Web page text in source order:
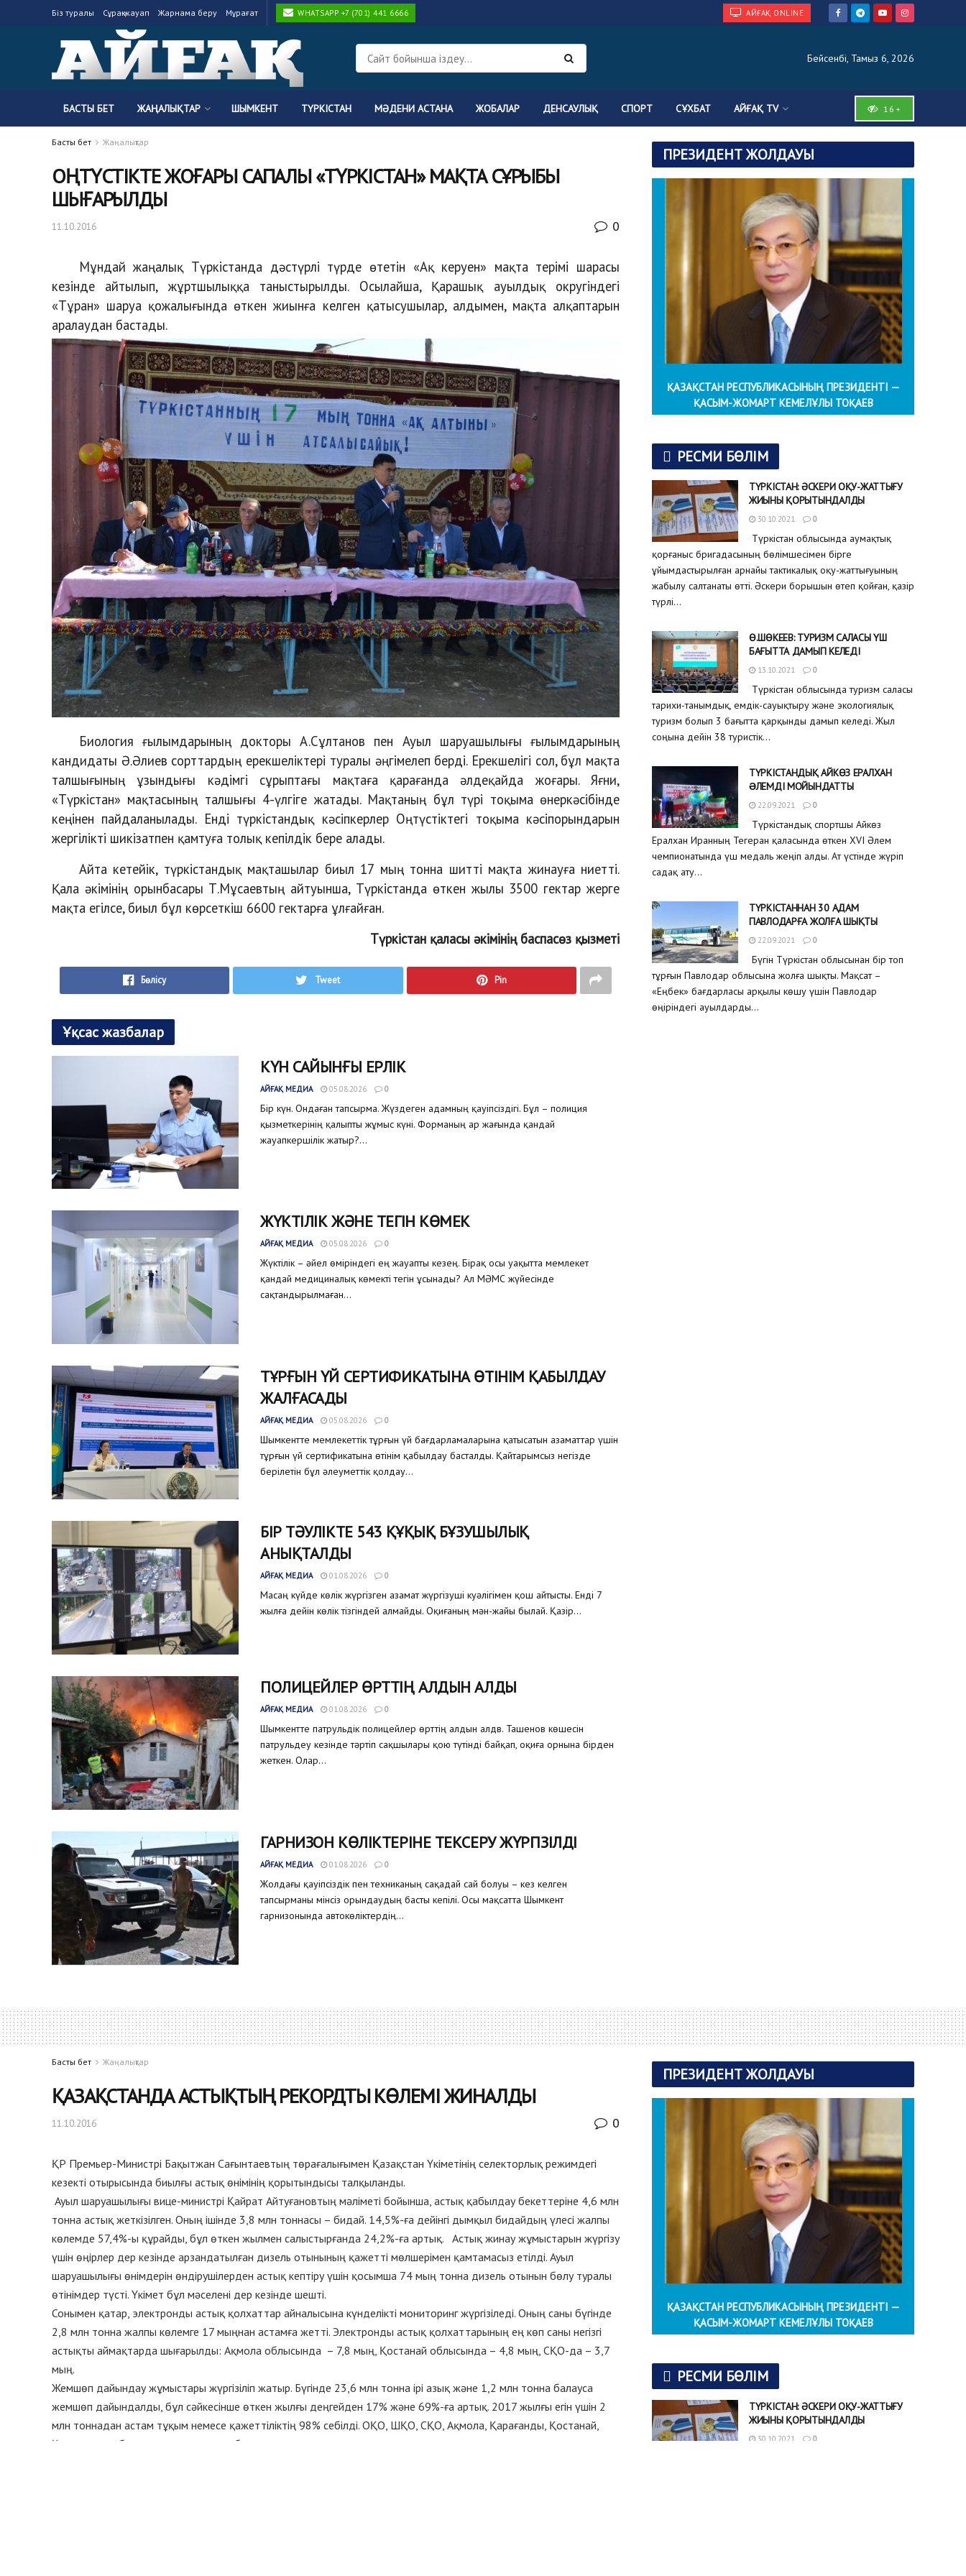
Біз туралы Сұрақ-жауап Жарнама беру Мұрағат WHATSAPP +7 (701) 441 6666 АЙҒАҚ ONLINE
Бейсенбі, Тамыз 6, 2026
БАСТЫ БЕТ ЖАҢАЛЫҚТАР ШЫМКЕНТ ТҮРКІСТАН МӘДЕНИ АСТАНА ЖОБАЛАР ДЕНСАУЛЫҚ СПОРТ СҰХБАТ АЙҒАҚ TV 16+
Басты бет Жаңалықтар
ОҢТҮСТІКТЕ ЖОҒАРЫ САПАЛЫ «ТҮРКІСТАН» МАҚТА СҰРЫБЫ
ШЫҒАРЫЛДЫ
11.10.2016 0
Мұндай жаңалық Түркістанда дәстүрлі түрде өтетін «Ақ керуен» мақта терімі шарасы
кезінде айтылып, жұртшылыққа таныстырылды. Осылайша, Қарашық ауылдық округіндегі
«Тұран» шаруа қожалығында өткен жиынға келген қатысушылар, алдымен, мақта алқаптарын
аралаудан бастады.
Биология ғылымдарының докторы A.Сұлтанов пен Ауыл шаруашылығы ғылымдарының
кандидаты Ә.Әлиев сорттардың ерекшеліктері туралы әңгімелеп берді. Ерекшелігі сол, бұл мақта
талшығының ұзындығы кәдімгі сұрыптағы мақтаға қарағанда әлдеқайда жоғары. Яғни,
«Түркістан» мақтасының талшығы 4-үлгіге жатады. Мақтаның бұл түрі тоқыма өнеркәсібінде
кеңінен пайдаланылады. Енді түркістандық кәсіпкерлер Оңтүстіктегі тоқыма кәсіпорындарын
жергілікті шикізатпен қамтуға толық кепілдік бере алады.
Айта кетейік, түркістандық мақташылар биыл 17 мың тонна шитті мақта жинауға ниетті.
Қала әкімінің орынбасары Т.Мұсаевтың айтуынша, Түркістанда өткен жылы 3500 гектар жерге
мақта егілсе, биыл бұл көрсеткіш 6600 гектарға ұлғайған.
Түркістан қаласы әкімінің баспасөз қызметі
Бөлісу Tweet Pin
Ұқсас жазбалар
КҮН САЙЫНҒЫ ЕРЛІК
АЙҒАҚ МЕДИА 05.08.2026 0
Бір күн. Ондаған тапсырма. Жүздеген адамның қауіпсіздігі. Бұл – полиция
қызметкерінің қалыпты жұмыс күні. Форманың ар жағында қандай
жауапкершілік жатыр?...
ЖҮКТІЛІК ЖӘНЕ ТЕГІН КӨМЕК
АЙҒАҚ МЕДИА 05.08.2026 0
Жүктілік – әйел өміріндегі ең жауапты кезең. Бірақ осы уақытта мемлекет
қандай медициналық көмекті тегін ұсынады? Ал МӘМС жүйесінде
сақтандырылмаған...
ТҰРҒЫН ҮЙ СЕРТИФИКАТЫНА ӨТІНІМ ҚАБЫЛДАУ
ЖАЛҒАСАДЫ
АЙҒАҚ МЕДИА 05.08.2026 0
Шымкентте мемлекеттік тұрғын үй бағдарламаларына қатысатын азаматтар үшін
тұрғын үй сертификатына өтінім қабылдау басталды. Қайтарымсыз негізде
берілетін бұл әлеуметтік қолдау...
БІР ТӘУЛІКТЕ 543 ҚҰҚЫҚ БҰЗУШЫЛЫҚ
АНЫҚТАЛДЫ
АЙҒАҚ МЕДИА 01.08.2026 0
Масаң күйде көлік жүргізген азамат жүргізуші куәлігімен қош айтысты. Енді 7
жылға дейін көлік тізгіндей алмайды. Оқиғаның мән-жайы былай. Қазір...
ПОЛИЦЕЙЛЕР ӨРТТІҢ АЛДЫН АЛДЫ
АЙҒАҚ МЕДИА 01.08.2026 0
Шымкентте патрульдік полицейлер өрттің алдын алдв. Ташенов көшесін
патрульдеу кезінде тәртіп сақшылары қою түтінді байқап, оқиға орнына бірден
жеткен. Олар...
ГАРНИЗОН КӨЛІКТЕРІНЕ ТЕКСЕРУ ЖҮРГІЗІЛДІ
АЙҒАҚ МЕДИА 01.08.2026 0
Жолдағы қауіпсіздік пен техниканың сақадай сай болуы – кез келген
тапсырманы мінсіз орындаудың басты кепілі. Осы мақсатта Шымкент
гарнизонында автокөліктердің...
ПРЕЗИДЕНТ ЖОЛДАУЫ
ҚАЗАҚСТАН РЕСПУБЛИКАСЫНЫҢ ПРЕЗИДЕНТІ —
ҚАСЫМ-ЖОМАРТ КЕМЕЛҰЛЫ ТОҚАЕВ
РЕСМИ БӨЛІМ
ТҮРКІСТАН: ӘСКЕРИ ОҚУ-ЖАТТЫҒУ
ЖИЫНЫ ҚОРЫТЫНДАЛДЫ
30.10.2021 0
Түркістан облысында аумақтық
қорғаныс бригадасының бөлімшесімен бірге
ұйымдастырылған арнайы тактикалық оқу-жаттығуының
жабылу салтанаты өтті. Әскери борышын өтеп қойған, қазір
түрлі...
Ө.ШӨКЕЕВ: ТУРИЗМ САЛАСЫ ҮШ
БАҒЫТТА ДАМЫП КЕЛЕДІ
13.10.2021 0
Түркістан облысында туризм саласы
тарихи-танымдық, емдік-сауықтыру және экологиялық
туризм болып 3 бағытта қарқынды дамып келеді. Жыл
соңына дейін 38 туристік...
ТҮРКІСТАНДЫҚ АЙКӨЗ ЕРАЛХАН
ƏЛЕМДІ МОЙЫНДАТТЫ
22.09.2021 0
Түркістандық спортшы Айкөз
Ералхан Иранның Тегеран қаласында өткен XVI Әлем
чемпионатында үш медаль жеңіп алды. Ат үстінде жүріп
садақ ату...
ТҮРКІСТАННАН 30 АДАМ
ПАВЛОДАРҒА ЖОЛҒА ШЫҚТЫ
22.09.2021 0
Бүгін Түркістан облысынан бір топ
тұрғын Павлодар облысына жолға шықты. Мақсат –
«Еңбек» бағдарласы арқылы көшу үшін Павлодар
өңіріндегі ауылдарды...
Басты бет Жаңалықтар
ҚАЗАҚСТАНДА АСТЫҚТЫҢ РЕКОРДТЫ КӨЛЕМІ ЖИНАЛДЫ
11.10.2016 0
ҚР Премьер-Министрі Бақытжан Сағынтаевтың төрағалығымен Қазақстан Үкіметінің селекторлық режимдегі
кезекті отырысында биылғы астық өнімінің қорытындысы талқыланды.
Ауыл шаруашылығы вице-министрі Қайрат Айтуғановтың мәліметі бойынша, астық қабылдау бекеттеріне 4,6 млн
тонна астық жеткізілген. Оның ішінде 3,8 млн тоннасы – бидай. 14,5%-ға дейінгі дымқыл бидайдың үлесі жалпы
көлемде 57,4%-ы құрайды, бұл өткен жылмен салыстырғанда 24,2%-ға артық. Астық жинау жұмыстарын жүргізу
үшін өңірлер дер кезінде арзандатылған дизель отынының қажетті мөлшерімен қамтамасыз етілді. Ауыл
шаруашылығы өнімдерін өндірушілерден астық кептіру үшін қосымша 74 мың тонна дизель отынын бөлу туралы
өтінімдер түсті. Үкімет бұл мәселені дер кезінде шешті.
Сонымен қатар, электронды астық қолхаттар айналысына күнделікті мониторинг жүргізіледі. Оның саны бүгінде
2,8 млн тонна жалпы көлемге 17 мыңнан астамға жетті. Электронды астық қолхаттарының ең көп саны негізгі
астықты аймақтарда шығарылды: Ақмола облысында – 7,8 мың, Қостанай облысында – 4,8 мың, СҚО-да – 3,7
мың.
Жемшөп дайындау жұмыстары жүргізіліп жатыр. Бүгінде 23,6 млн тонна ірі азық және 1,2 млн тонна балауса
жемшөп дайындалды, бұл сәйкесінше өткен жылғы деңгейден 17% және 69%-ға артық. 2017 жылғы егін үшін 2
млн тоннадан астам тұқым немесе қажеттіліктің 98% себілді. ОҚО, ШҚО, СҚО, Ақмола, Қарағанды, Қостанай,
Қызылорда облыстарында тұқым себу жоспарлары орындалды.
ПРЕЗИДЕНТ ЖОЛДАУЫ
ҚАЗАҚСТАН РЕСПУБЛИКАСЫНЫҢ ПРЕЗИДЕНТІ —
ҚАСЫМ-ЖОМАРТ КЕМЕЛҰЛЫ ТОҚАЕВ
РЕСМИ БӨЛІМ
ТҮРКІСТАН: ӘСКЕРИ ОҚУ-ЖАТТЫҒУ
ЖИЫНЫ ҚОРЫТЫНДАЛДЫ
30.10.2021 0